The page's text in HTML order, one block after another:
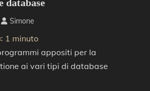
database
Simone
1 minuto
appositi per la
ai vari tipi di database